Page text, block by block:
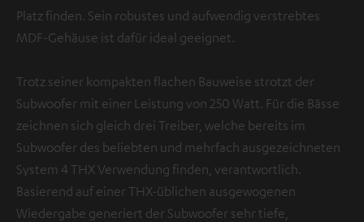
Platz finden. Sein robustes und aufwendig verstrebtes
MDF-Gehäuse ist dafür ideal geeignet.
Trotz seiner kompakten flachen Bauweise strotzt der
Subwoofer mit einer Leistung von 250 Watt. Für die Bässe
zeichnen sich gleich drei Treiber, welche bereits im
Subwoofer des beliebten und mehrfach ausgezeichneten
System 4 THX Verwendung finden, verantwortlich.
Basierend auf einer THX-üblichen ausgewogenen
Wiedergabe generiert der Subwoofer sehr tiefe,